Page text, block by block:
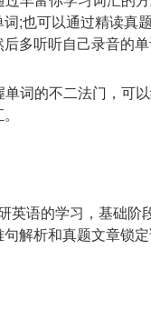
;也可以通过精读真
多听听自己录音的
词的不二法门，可
英语的学习，基础
解析和真题文章锁